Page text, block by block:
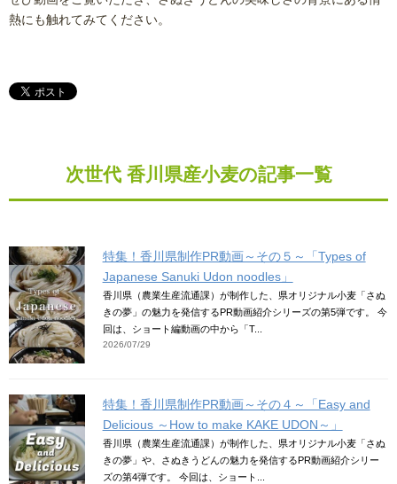
熱にも触れてみてください。
次世代 香川県産小麦の記事一覧
特集！香川県制作PR動画～その５～「Types of
Japanese Sanuki Udon noodles」
香川県（農業生産流通課）が制作した、県オリジナル小麦「さぬ
きの夢」の魅力を発信するPR動画紹介シリーズの第5弾です。 今
回は、ショート編動画の中から「T...
2026/07/29
特集！香川県制作PR動画～その４～「Easy and
Delicious ～How to make KAKE UDON～」
香川県（農業生産流通課）が制作した、県オリジナル小麦「さぬ
きの夢」や、さぬきうどんの魅力を発信するPR動画紹介シリー
ズの第4弾です。 今回は、ショート...